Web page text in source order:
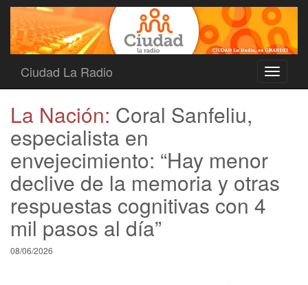
Toggle
Ciudad La Radio
La Nación: Coral Sanfeliu,
especialista en
envejecimiento: “Hay menor
declive de la memoria y otras
respuestas cognitivas con 4
mil pasos al día”
08/06/2026